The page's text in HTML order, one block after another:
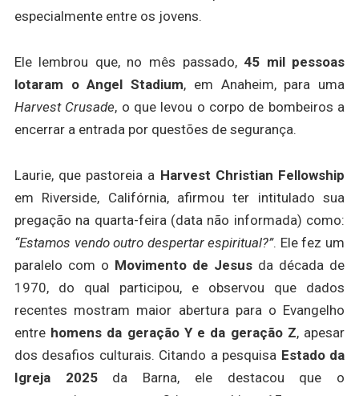
especialmente entre os jovens.
Ele lembrou que, no mês passado, 45 mil pessoas
lotaram o Angel Stadium, em Anaheim, para uma
Harvest Crusade, o que levou o corpo de bombeiros a
encerrar a entrada por questões de segurança.
Laurie, que pastoreia a Harvest Christian Fellowship
em Riverside, Califórnia, afirmou ter intitulado sua
pregação na quarta-feira (data não informada) como:
“Estamos vendo outro despertar espiritual?”. Ele fez um
paralelo com o Movimento de Jesus da década de
1970, do qual participou, e observou que dados
recentes mostram maior abertura para o Evangelho
entre homens da geração Y e da geração Z, apesar
dos desafios culturais. Citando a pesquisa Estado da
Igreja 2025da Barna, ele destacou que o